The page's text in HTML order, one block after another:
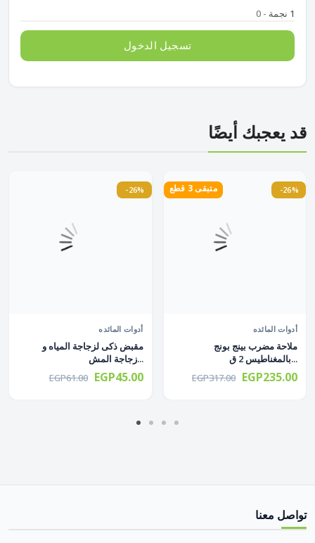
1 نجمة - 0
تسجيل الدخول
قد يعجبك أيضًا
-26%
أدوات المائده
مقبض ذكى لزجاجة المياه و
زجاجة المش...
EGP61.00 EGP45.00
-26% متبقى 3 قطع
أدوات المائده
ملاحة مضرب بينج بونج
بالمغناطيس 2 ق...
EGP317.00 EGP235.00
تواصل معنا